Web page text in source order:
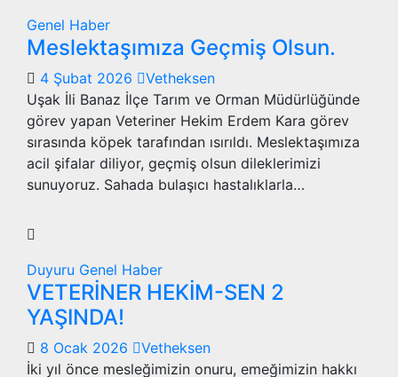
Genel Haber
Meslektaşımıza Geçmiş Olsun.
4 Şubat 2026
Vetheksen
Uşak İli Banaz İlçe Tarım ve Orman Müdürlüğünde
görev yapan Veteriner Hekim Erdem Kara görev
sırasında köpek tarafından ısırıldı. Meslektaşımıza
acil şifalar diliyor, geçmiş olsun dileklerimizi
sunuyoruz. Sahada bulaşıcı hastalıklarla…
Duyuru Genel Haber
VETERİNER HEKİM-SEN 2
YAŞINDA!
8 Ocak 2026
Vetheksen
İki yıl önce mesleğimizin onuru, emeğimizin hakkı